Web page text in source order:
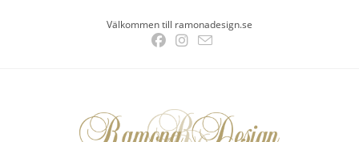
Välkommen till ramonadesign.se